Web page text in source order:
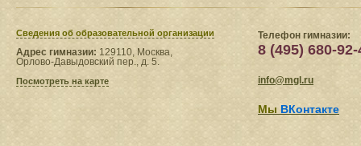
Сведения​ об образовательной организации
Адрес гимназии: 129110, Москва,
Орлово-Давыдовский пер., д. 5.
Посмотреть на карте
Телефон гимназии:
8 (495) 680-92-
info@mgl.ru
Мы ВКонтакте